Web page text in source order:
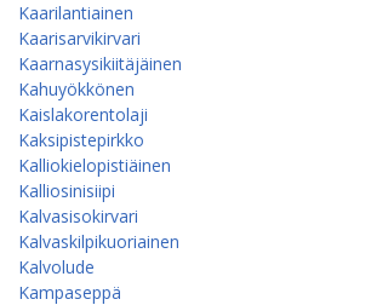
Kaarilantiainen
Kaarisarvikirvari
Kaarnasysikiitäjäinen
Kahuyökkönen
Kaislakorentolaji
Kaksipistepirkko
Kalliokielopistiäinen
Kalliosinisiipi
Kalvasisokirvari
Kalvaskilpikuoriainen
Kalvolude
Kampaseppä